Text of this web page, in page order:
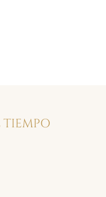
TIEMPO